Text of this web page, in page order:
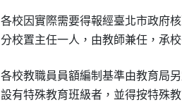
各校因實際需要得報經臺北市政府
分校置主任一人，由教師兼任，承
各校教職員員額編制基準由教育局另
設有特殊教育班級者，並得按特殊